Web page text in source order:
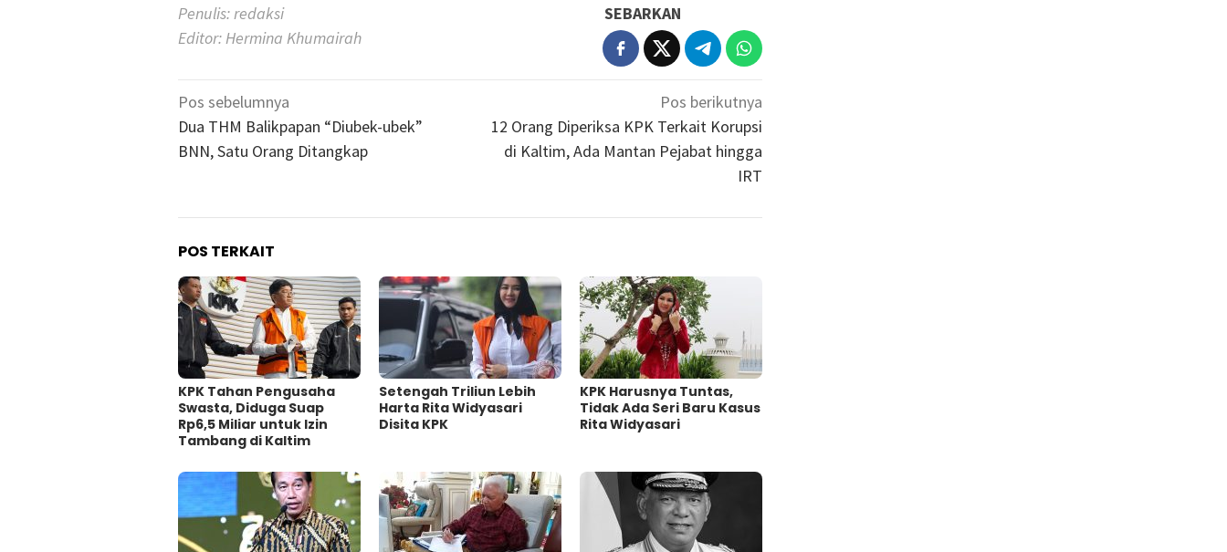
Penulis: redaksi
Editor: Hermina Khumairah
SEBARKAN
Navigasi
pos
Pos sebelumnya
Dua THM Balikpapan “Diubek-ubek”
BNN, Satu Orang Ditangkap
Pos berikutnya
12 Orang Diperiksa KPK Terkait Korupsi
di Kaltim, Ada Mantan Pejabat hingga
IRT
POS TERKAIT
KPK Tahan Pengusaha
Swasta, Diduga Suap
Rp6,5 Miliar untuk Izin
Tambang di Kaltim
Setengah Triliun Lebih
Harta Rita Widyasari
Disita KPK
KPK Harusnya Tuntas,
Tidak Ada Seri Baru Kasus
Rita Widyasari